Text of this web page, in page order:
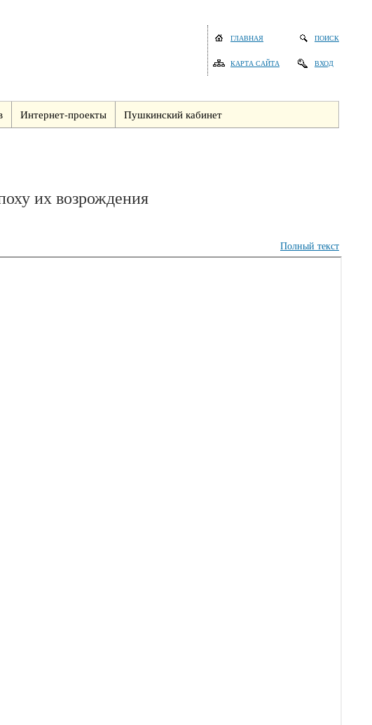
ГЛАВНАЯ
КАРТА САЙТА
ПОИСК
ВХОД
Интернет-проекты Пушкинский кабинет
их возрождения
Полный текст